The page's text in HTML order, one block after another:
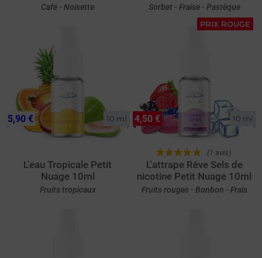
Café - Noisette Sorbet - Fraise - Pastèque
10 ml
L'eau Tropicale Petit
Nuage 10ml
Fruits tropicaux
5,90 €
PRIX ROUGE
10 ml
(1 avis)
L'attrape Rêve Sels de
nicotine Petit Nuage 10ml
Fruits rouges - Bonbon - Frais
4,50 €